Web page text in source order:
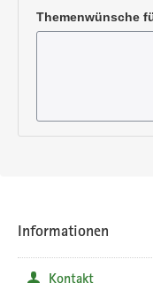
Themenwünsche
Informationen
Kontakt